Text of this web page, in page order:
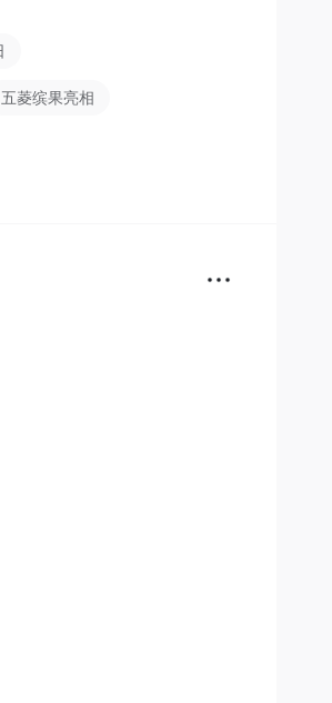
五菱缤果亮相